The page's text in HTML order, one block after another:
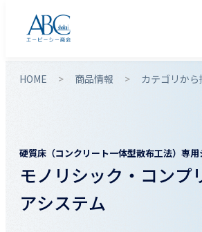
HOME 商品情報 カテゴリから
硬質床（コンクリート一体型散布工法）専
モノリシック・コンプ
アシステム